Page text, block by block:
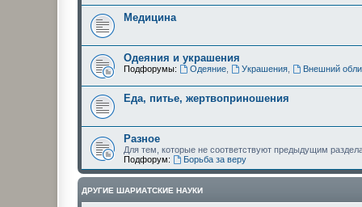
Медицина
Одеяния и украшения
Подфорумы: Одеяние, Украшения, Внешний
Еда, питье, жертвоприношения
Разное
Для тем, которые не соответствуют предыдущим
Подфорум:
Борьба за веру
ДРУГИЕ ШАРИАТСКИЕ НАУКИ